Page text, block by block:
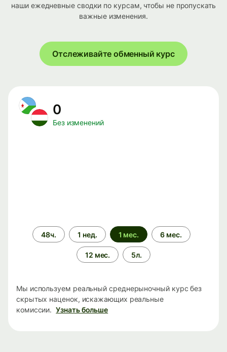
наши ежедневные сводки по курсам, чтобы не пропускать
важные изменения.
Отслеживайте обменный курс
0
Без изменений
Период
времени
48ч. 1 нед. 1 мес. 6 мес.
12 мес. 5л.
Мы используем реальный среднерыночный курс без
скрытых наценок, искажающих реальные
комиссии. Узнать больше